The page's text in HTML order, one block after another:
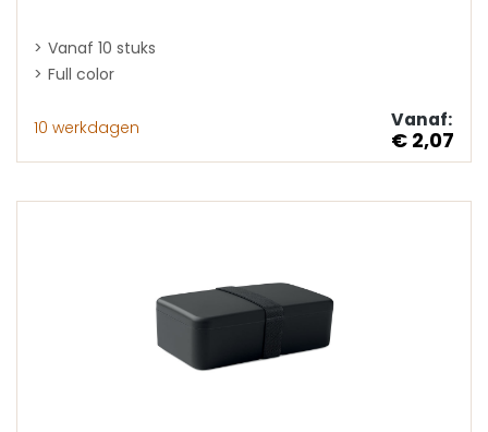
Vanaf 10 stuks
Full color
10 werkdagen Vanaf:
€ 2,07